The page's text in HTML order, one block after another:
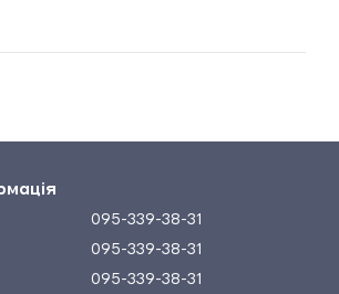
095-339-38-31
095-339-38-31
095-339-38-31